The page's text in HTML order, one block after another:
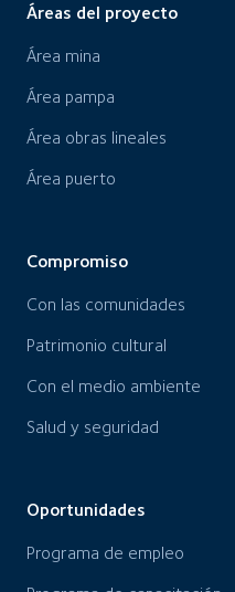
Áreas del proyecto
Área mina
Área pampa
Área obras lineales
Área puerto
Compromiso
Con las comunidades
Patrimonio cultural
Con el medio ambiente
Salud y seguridad
Oportunidades
Programa de empleo